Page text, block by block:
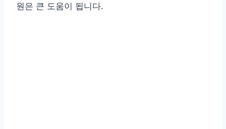
원은 큰 도움이 됩니다.